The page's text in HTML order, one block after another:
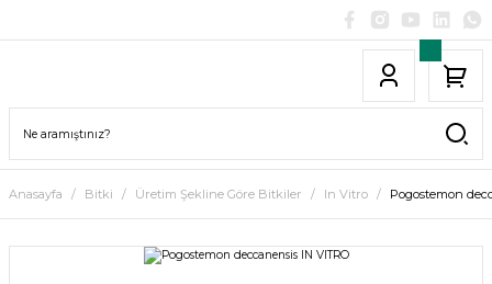
Anasayfa Bitki Üretim Şekline Göre Bitkiler In Vitro Pogostemon